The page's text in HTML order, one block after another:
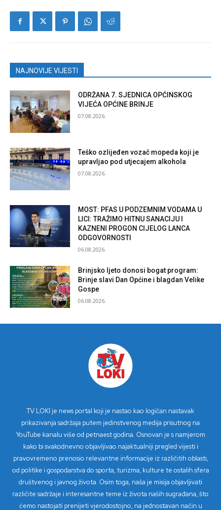
NAJNOVIJE VIJESTI
ODRŽANA 7. SJEDNICA OPĆINSKOG
VIJEĆA OPĆINE BRINJE
07.08.2026.
Teško ozlijeđen vozač mopeda koji je
upravljao pod utjecajem alkohola
07.08.2026.
MOST: PFAS U PODZEMNIM VODAMA U
LICI: TRAŽIMO HITNU SANACIJU I
KAZNENI PROGON CIJELOG LANCA
ODGOVORNOSTI
06.08.2026.
Brinjsko ljeto donosi bogat program:
Brinje slavi Dan Općine i blagdan Velike
Gospe
06.08.2026.
TV LOKI je news portal koji je nastao kao logičan nastavak
prikazivanja sadržaja putem jedinstvenog medija prisutnog na
YouTube kanalu više od petnaest godina. Osnovan je s namjerom
kako bi svakodnevno objavljivao najaktualniji pregled vijesti i
pravovremeno prenosio relevantne informacije iz različitih oblasti,
od politike i gospodarstva do sporta, turizma, kulture te ostalih sfera
društvenog i javnog života. Osim toga, naša je misija objavljivati
različite sadržaje i interesantne teme iz života naših sugrađana, što
ćemo nastojati prenijeti vjerodostojno, na jednostavan način u